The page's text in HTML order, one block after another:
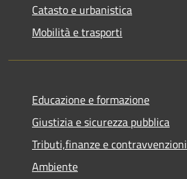
Catasto e urbanistica
Mobilità e trasporti
Educazione e formazione
Giustizia e sicurezza pubblica
Tributi,finanze e contravvenzioni
Ambiente